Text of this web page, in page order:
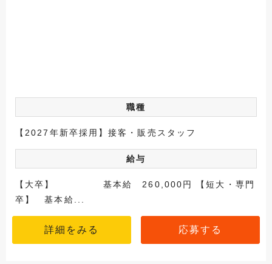
職種
【2027年新卒採用】接客・販売スタッフ
給与
【大卒】 基本給 260,000円 【短大・専門
卒】 基本給...
詳細をみる 応募する